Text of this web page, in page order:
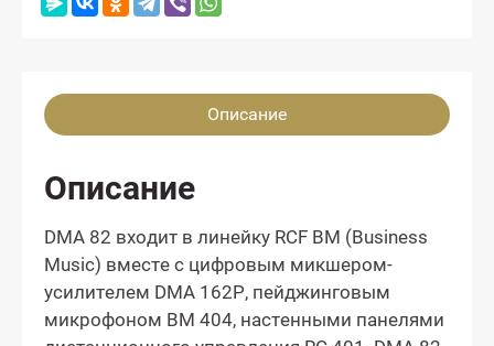
Описание
Описание
DMA 82 входит в линейку RCF BM (Business
Music) вместе с цифровым микшером-
усилителем DMA 162P, пейджинговым
микрофоном BM 404, настенными панелями